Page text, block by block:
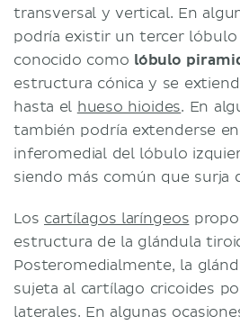
transversal y vertical. En
podría existir un tercer lóbulo
conocido como lóbulo
estructura cónica y se
hasta el hueso hioides. En
también podría extenderse
inferomedial del lóbulo
siendo más común que surja
Los cartílagos laríngeos
estructura de la glándula
Posteromedialmente, la
sujeta al cartílago cricoides
laterales. En algunas